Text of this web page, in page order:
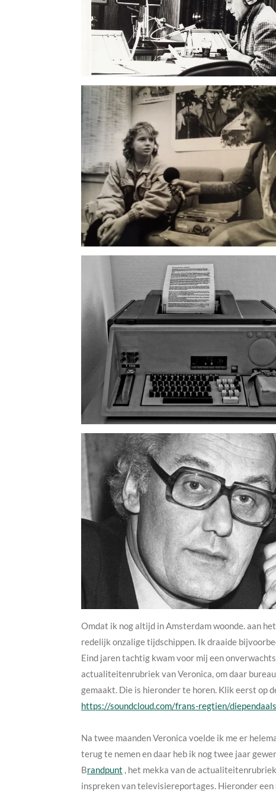
Omdat ik nog altijd in Amsterdam woonde. aan
redelijk onzalige tijdschippen. Ik draaide
Eind jaren tachtig kwam voor mij een
actualiteitenrubriek van Veronica, om daar
gemaakt. Die is hieronder te horen. Klik eerst op
https://soundcloud.com/frans-regtien/
Na twee maanden Veronica voelde ik me er
terug te nemen en daar heb ik nog twee jaar
Brandpunt , het mekka van de
inspreken van televisiereportages. Hieronder